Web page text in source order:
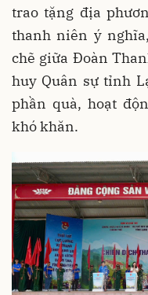
trao tặng địa
thanh niên ý
chẽ giữa Đoàn
huy Quân sự tỉnh
phần quà, hoạt
khó khăn.